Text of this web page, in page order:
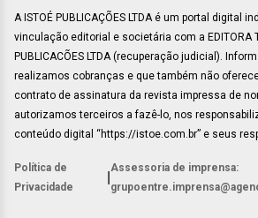
A ISTOÉ PUBLICAÇÕES LTDA é um portal digital
vinculação editorial e societária com a EDITORA
PUBLICACÕES LTDA (recuperação judicial).
realizamos cobranças e que também não
contrato de assinatura da revista impressa de
autorizamos terceiros a fazê-lo, nos
conteúdo digital “https://istoe.com.br” e seus
Política de
Privacidade
Assessoria de imprensa: